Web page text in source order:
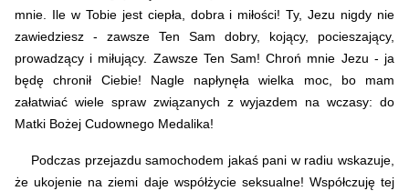
mnie. Ile w Tobie jest ciepła, dobra i miłości! Ty, Jezu nigdy nie
zawiedziesz - zawsze Ten Sam dobry, kojący, pocieszający,
prowadzący i miłujący. Zawsze Ten Sam! Chroń mnie Jezu - ja
będę chronił Ciebie! Nagle napłynęła wielka moc, bo mam
załatwiać wiele spraw związanych z wyjazdem na wczasy: do
Matki Bożej Cudownego Medalika!
Podczas przejazdu samochodem jakaś pani w radiu wskazuje,
że ukojenie na ziemi daje współżycie seksualne! Współczuję tej